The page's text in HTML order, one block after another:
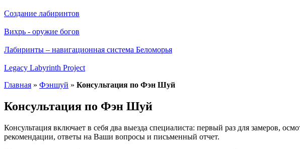
Создание лабиринтов
Вихрь - оружие богов
Лабиринты – навигационная система Беломорья
Legacy Labyrinth Project
Главная » Фэншуй » Консультация по Фэн Шуй
Консультация по Фэн Шуй
Консультация включает в себя два выезда специалиста: первый раз для замеров,
рекомендации, ответы на Ваши вопросы и письменный отчет.